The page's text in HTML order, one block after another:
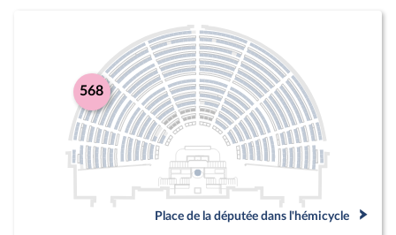
568
Place de la députée dans l'hémicycle